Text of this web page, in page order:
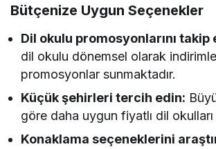
Bütçenize Uygun Seçenekler
Dil okulu promosyonlarını takip
dil okulu dönemsel olarak
promosyonlar sunmaktadır.
Küçük şehirleri tercih edin:
göre daha uygun fiyatlı dil
Konaklama seçeneklerini